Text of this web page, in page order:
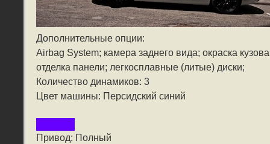
Дополнительные опции:
Airbag System; камера заднего вида; окраска кузова
отделка панели; легкосплавные (литые) диски;
Количество динамиков: 3
Цвет машины: Персидский синий
Привод: Полный